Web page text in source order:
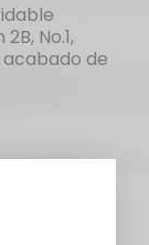
No.1,
acabado de